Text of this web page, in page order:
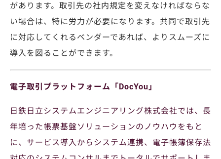
があります。取引先の社内規定を変えなければならな
い場合は、特に労力が必要になります。共同で取引先
に対応してくれるベンダーであれば、よりスムーズに
導入を図ることができます。
電子取引プラットフォーム「DocYou」
日鉄日立システムエンジニアリング株式会社では、長
年培った帳票基盤ソリューションのノウハウをもと
に、サービス導入からシステム連携、電子帳簿保存法